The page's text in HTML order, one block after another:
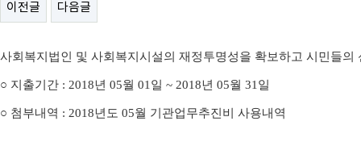
이전글 다음글
사회복지법인 및 사회복지시설의 재정투명성을 확보하고 시민들
○ 지출기간 : 2018년 05월 01일 ~ 2018년 05월 31일
○ 첨부내역 : 2018년도 05월 기관업무추진비 사용내역